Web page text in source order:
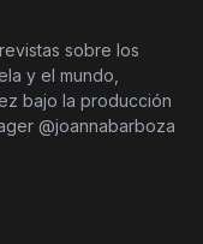
sobre los
y el mundo,
bajo la producción
@joannabarboza